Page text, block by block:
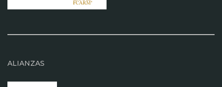
ALIANZAS